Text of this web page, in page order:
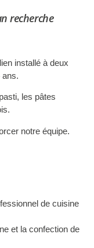
recherche
installé à deux
ans.
les pâtes
notre équipe.
de cuisine
et la confection de